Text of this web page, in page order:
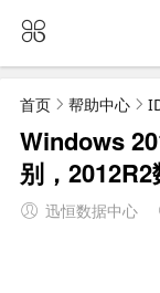
首页 帮助中心
Windows
别，
迅恒数据中心